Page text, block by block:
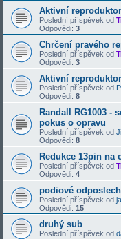
Aktivní
Poslední příspěvek od
Odpovědi: 3
Chrčení pravého
Poslední příspěvek od
Odpovědi: 3
Aktivní
Poslední příspěvek od
Odpovědi: 8
Randall RG1003 -
pokus o opravu
Poslední příspěvek od
Odpovědi: 8
Redukce 13pin na
Poslední příspěvek od
Odpovědi: 4
podiové
Poslední příspěvek od
Odpovědi: 15
druhý sub
Poslední příspěvek od